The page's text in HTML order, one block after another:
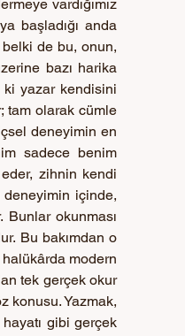
vardığımız
başladığı anda
de bu, onun,
bazı harika
yazar kendisini
tam olarak cümle
deneyimin en
sadece benim
zihnin kendi
deneyimin içinde,
okunması
Bu bakımdan o
modern
tek gerçek okur
hayatı gibi gerçek